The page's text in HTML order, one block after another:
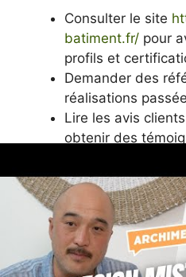
Consulter le site
batiment.fr/ pour
profils et
Demander des
réalisations
Lire les avis
obtenir des
comparer les
Privilégier un
s’adapter à votre